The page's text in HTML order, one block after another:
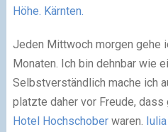
Höhe. Kärnten.
Jeden Mittwoch morgen gehe
Monaten. Ich bin dehnbar wie
Selbstverständlich mache ich
platzte daher vor Freude, dass
Hotel Hochschoberwaren. Iulia